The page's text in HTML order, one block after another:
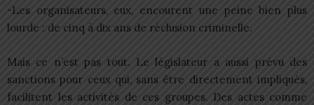
-Les organisateurs, eux, encourent une peine bien plus
lourde : de cinq à dix ans de réclusion criminelle.
Mais ce n’est pas tout. Le législateur a aussi prévu des
sanctions pour ceux qui, sans être directement impliqués,
facilitent les activités de ces groupes. Des actes comme